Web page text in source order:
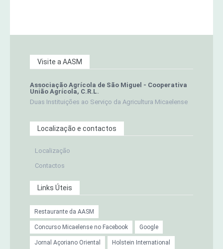
Visite a AASM
Associação Agrícola de São Miguel - Cooperativa
União Agrícola, C.R.L.
Duas Instituições ao Serviço da Agricultura Micaelense
Localização e contactos
Localização
Contactos
Links Úteis
Restaurante da AASM
Concurso Micaelense no Facebook Google
Jornal Açoriano Oriental Holstein International